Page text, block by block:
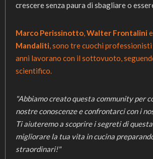
crescere senza paura di sbagliare o
Marco Perissinotto,Walter Frontalini e
Mandaliti, sono tre cuochi
anni lavorano con il sottovuoto,
scientifico.
"Abbiamo creato questa community per
nostre conoscenze e confrontarci con i
Ti aiuteremo a scoprire i segreti di
migliorare la tua vita in cucina
straordinari!"